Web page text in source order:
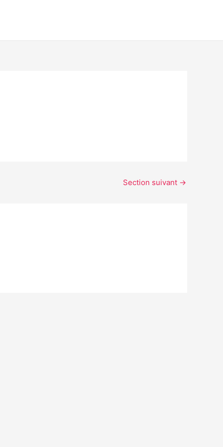
Section suivant →